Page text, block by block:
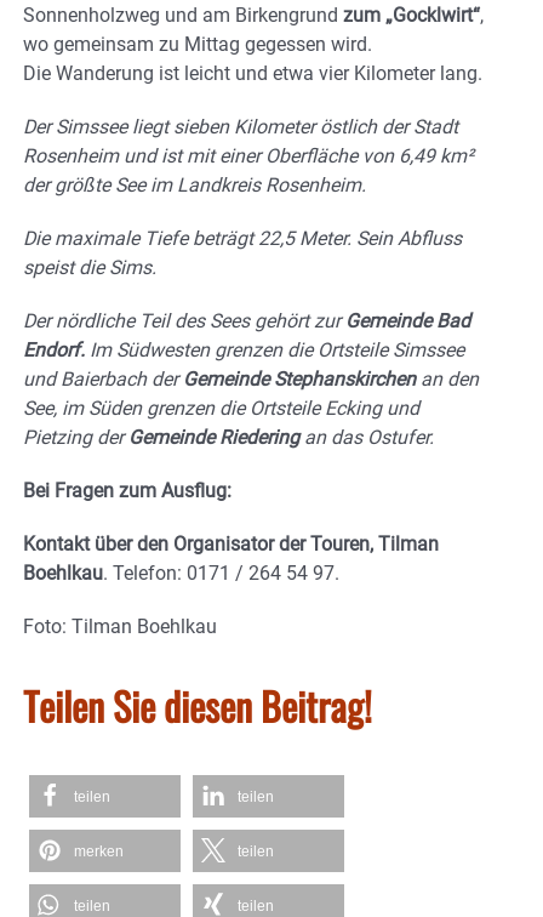
Sonnenholzweg und am Birkengrund zum „Gocklwirt“,
wo gemeinsam zu Mittag gegessen wird.
Die Wanderung ist leicht und etwa vier Kilometer lang.
Der Simssee liegt sieben Kilometer östlich der Stadt
Rosenheim und ist mit einer Oberfläche von 6,49 km²
der größte See im Landkreis Rosenheim.
Die maximale Tiefe beträgt 22,5 Meter. Sein Abfluss
speist die Sims.
Der nördliche Teil des Sees gehört zurGemeinde Bad
Endorf. Im Südwesten grenzen die Ortsteile Simssee
und Baierbach derGemeinde Stephanskirchen an den
See, im Süden grenzen die Ortsteile Ecking und
Pietzing derGemeinde Riederingan das Ostufer.
Bei Fragen zum Ausflug:
Kontakt über den Organisator der Touren, Tilman
Boehlkau. Telefon: 0171 / 264 54 97.
Foto: Tilman Boehlkau
Teilen Sie diesen Beitrag!
teilen teilen
merken teilen
teilen teilen